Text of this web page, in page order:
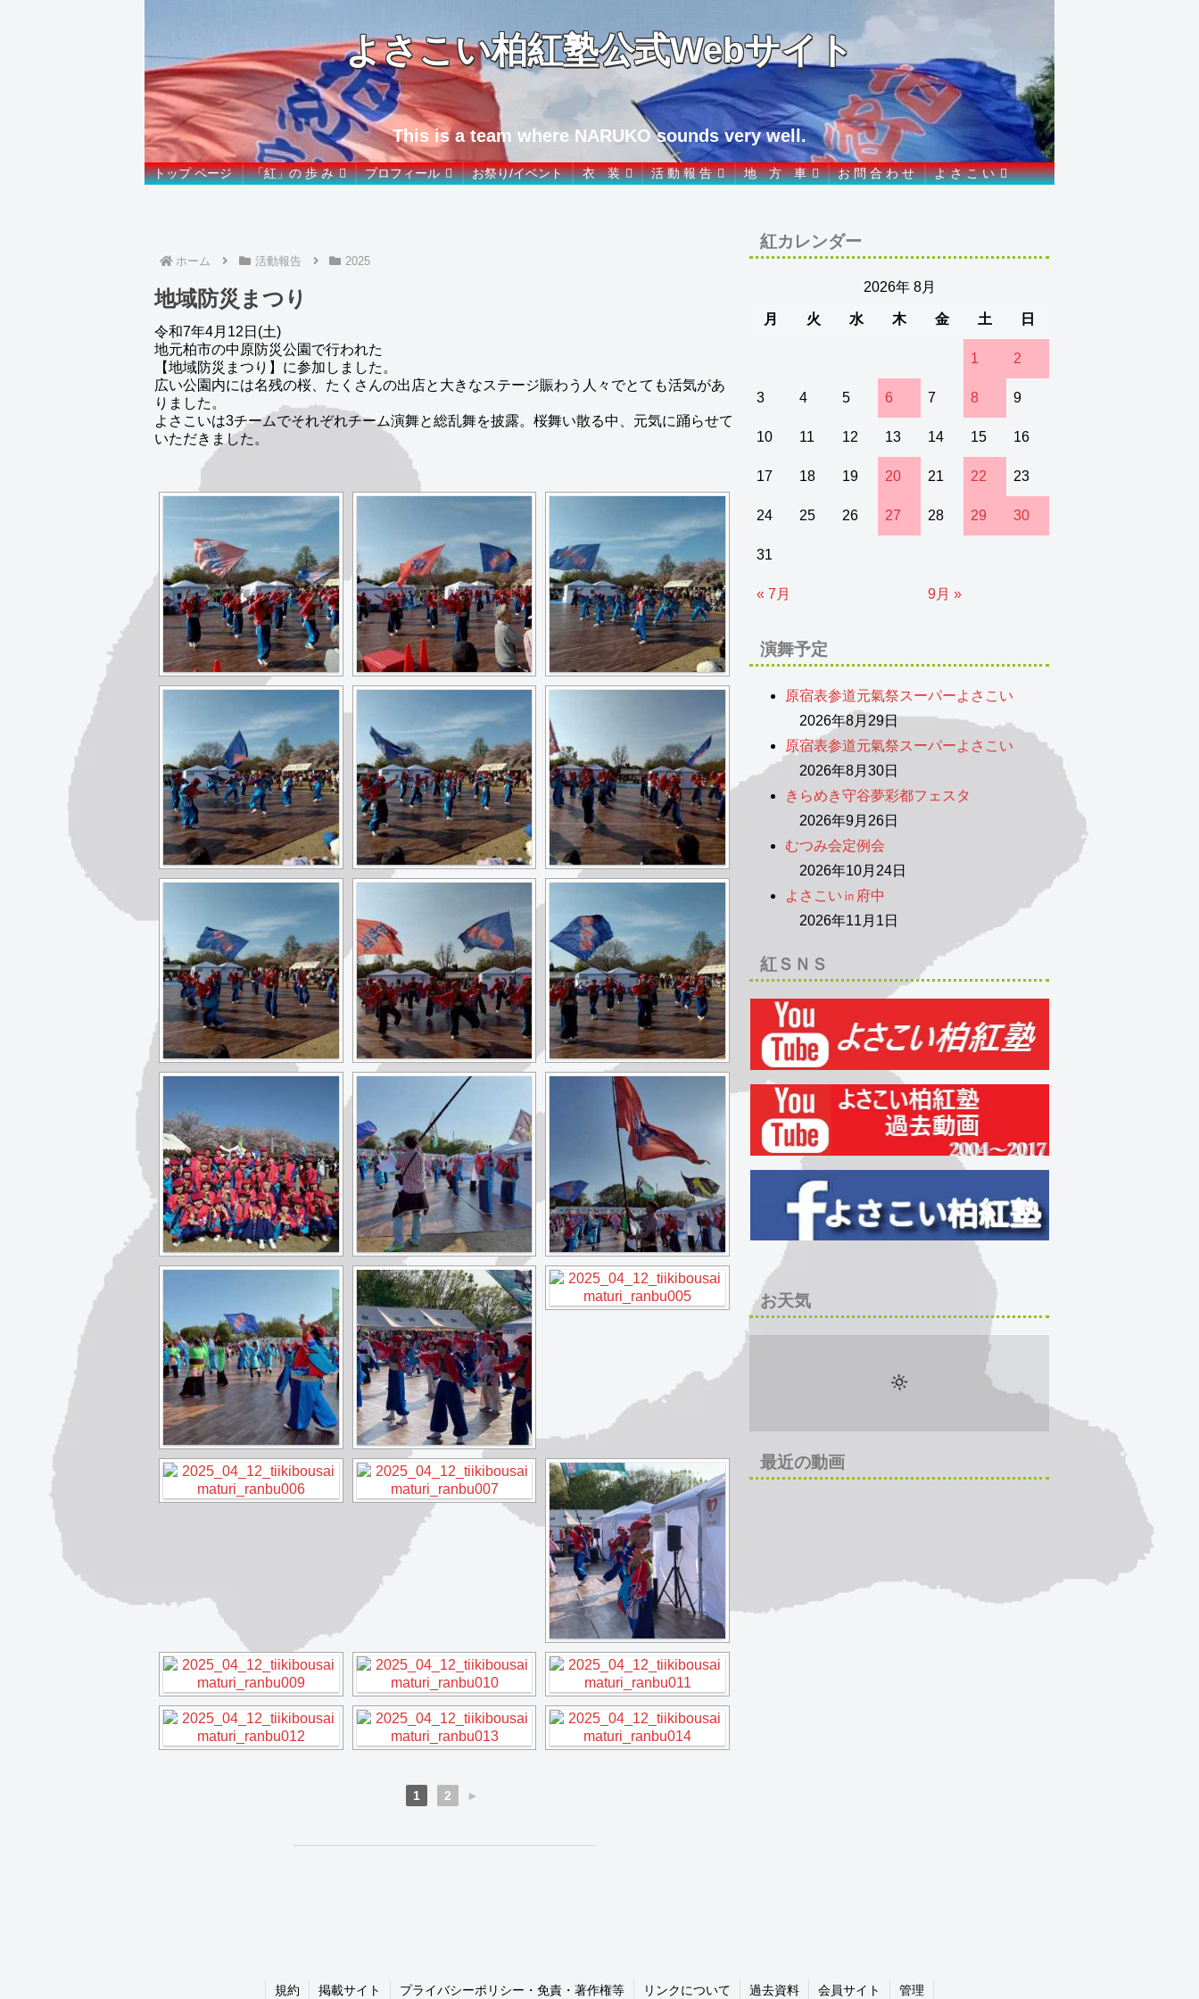
よさこい柏紅塾公式Webサイト
This is a team where NARUKO sounds very well.
トップ ページ 「紅」の 歩 み プロフィール お祭り/イベント 衣 装 活 動 報 告 地 方 車 お 問 合 わ せ よ さ こ い
ホーム 活動報告 2025
地域防災まつり
令和7年4月12日(土)
地元柏市の中原防災公園で行われた
【地域防災まつり】に参加しました。
広い公園内には名残の桜、たくさんの出店と大きなステージ賑わう人々でとても活気があ
りました。
よさこいは3チームでそれぞれチーム演舞と総乱舞を披露。桜舞い散る中、元気に踊らせて
いただきました。
1 2 ►
紅カレンダー
2026年 8月
月 火 水 木 金 土 日
1 2
3 4 5 6 7 8 9
10 11 12 13 14 15 16
17 18 19 20 21 22 23
24 25 26 27 28 29 30
31
« 7月 9月 »
演舞予定
原宿表参道元氣祭スーパーよさこい
2026年8月29日
原宿表参道元氣祭スーパーよさこい
2026年8月30日
きらめき守谷夢彩都フェスタ
2026年9月26日
むつみ会定例会
2026年10月24日
よさこい㏌府中
2026年11月1日
紅ＳＮＳ
お天気
最近の動画
規約 掲載サイト プライバシーポリシー・免責・著作権等 リンクについて 過去資料 会員サイト 管理